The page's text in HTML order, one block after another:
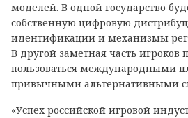
моделей. В одной государство
собственную цифровую
идентификации и механизмы
В другой заметная часть игроков
пользоваться международными
привычными альтернативными
«Успех российской игровой